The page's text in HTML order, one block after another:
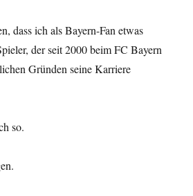
dass ich als Bayern-Fan etwas
der seit 2000 beim FC Bayern
Gründen seine Karriere
so.